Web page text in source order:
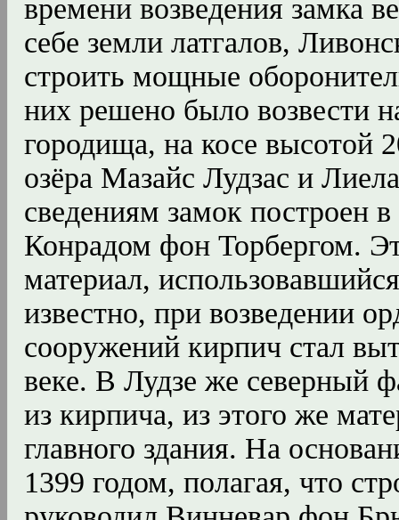
времени возведения замка
себе земли латгалов,
строить мощные
них решено было возвести
городища, на косе высотой
озёра Мазайс Лудзас и
сведениям замок построен
Конрадом фон Торбергом.
материал,
известно, при возведении
сооружений кирпич стал
веке. В Лудзе же северный
из кирпича, из этого же
главного здания. На
1399 годом, полагая, что